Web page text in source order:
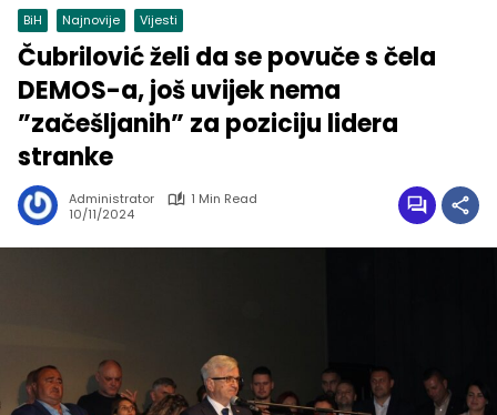
BiH Najnovije Vijesti
Čubrilović želi da se povuče s čela
DEMOS-a, još uvijek nema
”začešljanih” za poziciju lidera
stranke
Administrator
1 Min Read
10/11/2024